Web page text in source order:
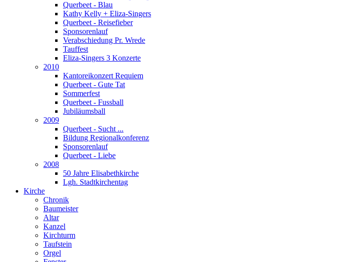
Querbeet - Blau
Kathy Kelly + Eliza-Singers
Querbeet - Reisefieber
Sponsorenlauf
Verabschiedung Pr. Wrede
Tauffest
Eliza-Singers 3 Konzerte
2010
Kantoreikonzert Requiem
Querbeet - Gute Tat
Sommerfest
Querbeet - Fussball
Jubiläumsball
2009
Querbeet - Sucht ...
Bildung Regionalkonferenz
Sponsorenlauf
Querbeet - Liebe
2008
50 Jahre Elisabethkirche
Lgh. Stadtkirchentag
Kirche
Chronik
Baumeister
Altar
Kanzel
Kirchturm
Taufstein
Orgel